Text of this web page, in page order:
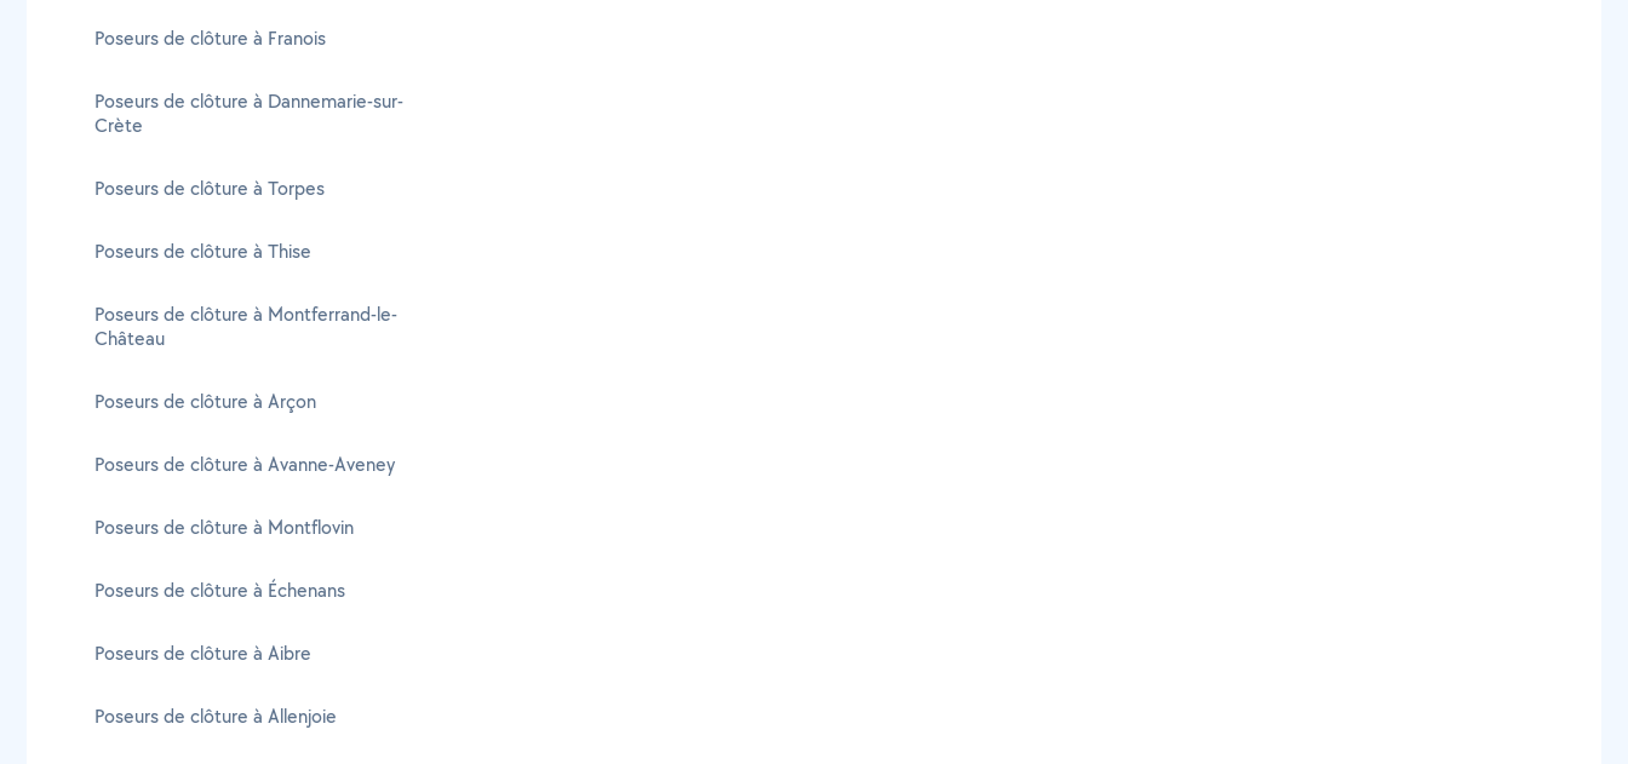
Poseurs de clôture à Franois
Poseurs de clôture à Dannemarie-sur-
Crète
Poseurs de clôture à Torpes
Poseurs de clôture à Thise
Poseurs de clôture à Montferrand-le-
Château
Poseurs de clôture à Arçon
Poseurs de clôture à Avanne-Aveney
Poseurs de clôture à Montflovin
Poseurs de clôture à Échenans
Poseurs de clôture à Aibre
Poseurs de clôture à Allenjoie